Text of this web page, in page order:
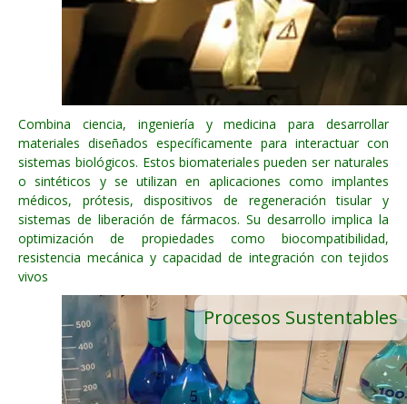
Combina ciencia, ingeniería y medicina para desarrollar
materiales diseñados específicamente para interactuar con
sistemas biológicos. Estos biomateriales pueden ser naturales
o sintéticos y se utilizan en aplicaciones como implantes
médicos, prótesis, dispositivos de regeneración tisular y
sistemas de liberación de fármacos. Su desarrollo implica la
optimización de propiedades como biocompatibilidad,
resistencia mecánica y capacidad de integración con tejidos
vivos
Procesos Sustentables